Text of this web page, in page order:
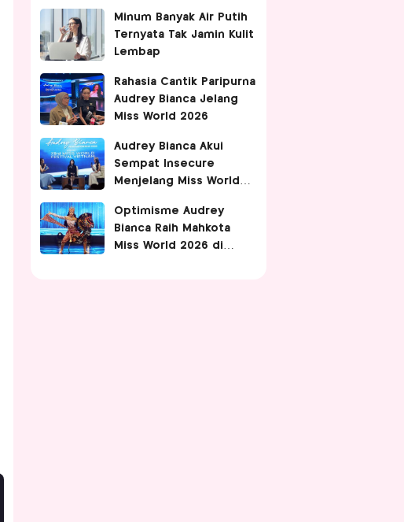
Minum Banyak Air Putih
Ternyata Tak Jamin Kulit
Lembap
Rahasia Cantik Paripurna
Audrey Bianca Jelang
Miss World 2026
Audrey Bianca Akui
Sempat Insecure
Menjelang Miss World
Optimisme Audrey
Bianca Raih Mahkota
Miss World 2026 di